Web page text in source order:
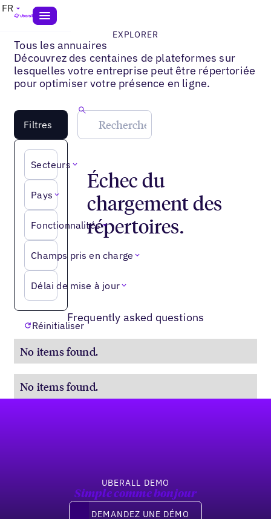
FR
EXPLORER
Tous les annuaires
Découvrez des centaines de plateformes sur
lesquelles votre entreprise peut être répertoriée
pour optimiser votre présence en ligne.
Filtres
Secteurs
Pays
Fonctionnalités
Champs pris en charge
Délai de mise à jour
Réinitialiser
Échec du
chargement des
répertoires.
Frequently asked questions
No items found.
No items found.
UBERALL DEMO
Simple comme bonjour
Demandez une démo
DEMANDEZ UNE DÉMO